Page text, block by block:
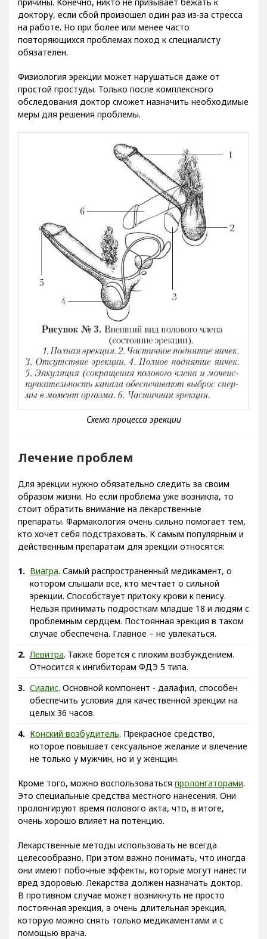
причины. Конечно, никто не призывает бежать к
доктору, если сбой произошел один раз из-за стресса
на работе. Но при более или менее часто
повторяющихся проблемах поход к специалисту
обязателен.
Физиология эрекции может нарушаться даже от
простой простуды. Только после комплексного
обследования доктор сможет назначить необходимые
меры для решения проблемы.
Лечение проблем
Для эрекции нужно обязательно следить за своим
образом жизни. Но если проблема уже возникла, то
стоит обратить внимание на лекарственные
препараты. Фармакология очень сильно помогает тем,
кто хочет себя подстраховать. К самым популярным и
действенным препаратам для эрекции относятся:
Виагра. Самый распространенный медикамент, о
котором слышали все, кто мечтает о сильной
эрекции. Способствует притоку крови к пенису.
Нельзя принимать подросткам младше 18 и людям с
проблемным сердцем. Постоянная эрекция в таком
случае обеспечена. Главное – не увлекаться.
Левитра. Также борется с плохим возбуждением.
Относится к ингибиторам ФДЭ 5 типа.
Сиалис. Основной компонент - далафил, способен
обеспечить условия для качественной эрекции на
целых 36 часов.
Конский возбудитель. Прекрасное средство,
которое повышает сексуальное желание и влечение
не только у мужчин, но и у женщин.
Кроме того, можно воспользоваться пролонгаторами.
Это специальные средства местного нанесения. Они
пролонгируют время полового акта, что, в итоге,
очень хорошо влияет на потенцию.
Лекарственные методы использовать не всегда
целесообразно. При этом важно понимать, что иногда
они имеют побочные эффекты, которые могут нанести
вред здоровью. Лекарства должен назначать доктор.
В противном случае может возникнуть не просто
постоянная эрекция, а очень длительная эрекция,
которую можно снять только медикаментами и с
помощью врача.